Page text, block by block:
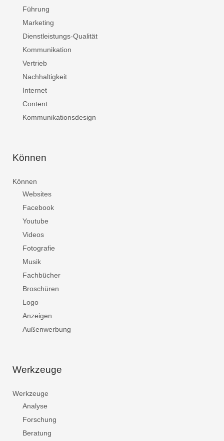
Führung
Marketing
Dienstleistungs-Qualität
Kommunikation
Vertrieb
Nachhaltigkeit
Internet
Content
Kommunikationsdesign
Können
Können
Websites
Facebook
Youtube
Videos
Fotografie
Musik
Fachbücher
Broschüren
Logo
Anzeigen
Außenwerbung
Werkzeuge
Werkzeuge
Analyse
Forschung
Beratung